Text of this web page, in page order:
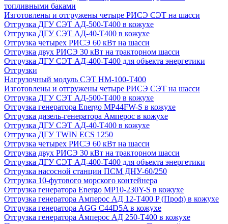
топливными баками
Изготовлены и отгружены четыре РИСЭ СЭТ на шасси
Отгрузка ДГУ СЭТ АД-500-Т400 в кожухе
Отгрузка ДГУ СЭТ АД-40-Т400 в кожухе
Отгрузка четырех РИСЭ 60 кВт на шасси
Отгрузка двух РИСЭ 30 кВт на тракторном шасси
Отгрузка ДГУ СЭТ АД-400-Т400 для объекта энергетики
Отгрузки
Нагрузочный модуль СЭТ НМ-100-Т400
Изготовлены и отгружены четыре РИСЭ СЭТ на шасси
Отгрузка ДГУ СЭТ АД-500-Т400 в кожухе
Отгрузка генератора Energo MP44FW-S в кожухе
Отгрузка дизель-генератора Амперос в кожухе
Отгрузка ДГУ СЭТ АД-40-Т400 в кожухе
Отгрузка ДГУ TWIN ECS 1250
Отгрузка четырех РИСЭ 60 кВт на шасси
Отгрузка двух РИСЭ 30 кВт на тракторном шасси
Отгрузка ДГУ СЭТ АД-400-Т400 для объекта энергетики
Отгрузка насосной станции ПСМ ДНУ-60/250
Отгрузка 10-футового морского контейнера
Отгрузка генератора Energo MP10-230Y-S в кожухе
Отгрузка генератора Амперос АД 12-Т400 P (Проф) в кожухе
Отгрузка генератора AGG C44D5A в кожухе
Отгрузка генератора Амперос АД 250-Т400 в кожухе